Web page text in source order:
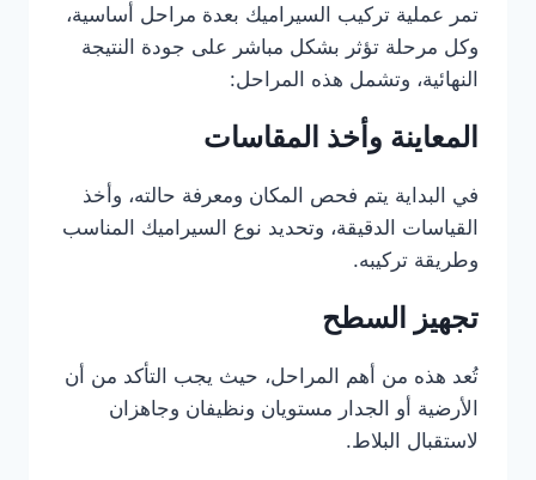
تمر عملية تركيب السيراميك بعدة مراحل أساسية،
وكل مرحلة تؤثر بشكل مباشر على جودة النتيجة
النهائية، وتشمل هذه المراحل:
المعاينة وأخذ المقاسات
في البداية يتم فحص المكان ومعرفة حالته، وأخذ
القياسات الدقيقة، وتحديد نوع السيراميك المناسب
وطريقة تركيبه.
تجهيز السطح
تُعد هذه من أهم المراحل، حيث يجب التأكد من أن
الأرضية أو الجدار مستويان ونظيفان وجاهزان
لاستقبال البلاط.